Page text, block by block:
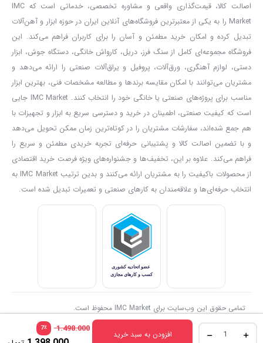
٪7 1.498.000 افزودن به سبد خرید
برای افزایش ایمنی و جلوگیری از لق شدن یا جدا شدن سر چکش، در
چسب تخصصی اپوکسی (Epoxy Resin)
استفاده شده
است. این اتصال مستحکم، مقاومت بالایی در برابر فشار، حرارت و رطوبت
دارد و خیال کاربر را در استفاده‌های سنگین کاملاً راحت می‌کند.
پوشش رنگ کوره‌ای؛ محافظت در برابر زنگ‌زدگی
بدنه چکش با رنگ کوره‌ای مقاوم پوشش داده شده تا در برابر رطوبت،
خوردگی و زنگ‌زدگی عملکرد مطلوبی داشته باشد. همچنین قسمت‌های
ماشین‌کاری‌شده دارای روکش محافظ هستند تا ابزار حتی در محیط‌های
انتخاب حرفه‌ای از IMC Market
چکش مهندسی ۱۰۰۰ گرمی آروا مدل ۴۲۳۴، گزینه‌ای ایده‌آل برای
مهندسان، صنعتگران و تکنسین‌هایی است که به دنبال ابزاری قدرتمند،
ایمن و بادوام هستند. خرید این محصول از
کیفیت حرفه‌ای، عمر طولانی و عملکرد مطمئن در سخت‌ترین شرایط کاری.
اصالت کالا، قیمت‌گذاری واقعی و مشاوره تخصصی، خدماتی است که IMC
Market را به یکی از معتبرترین فروشگاه‌های آنلاین ایران در حوزه ابزار و آهن‌آلات
تبدیل کرده و امکان خرید مطمئن و آسان را برای کاربران فراهم می‌کند. این
فروشگاه مجموعه‌ای کامل از سنگ فرز، دریل، کارواش خانگی، دستگاه جوش، ابزار
دستی، لوازم آهنگری، ورق‌آلات، پروفیل و یراق‌آلات صنعتی را ارائه می‌دهد و
مشتریان می‌توانند با امکان مقایسه برندها و مطالعه مشخصات فنی، بهترین ابزار
مناسب برای پروژه‌های صنعتی یا خانگی خود را انتخاب کنند. IMC Market جایی
است که کیفیت صنعتی، اطمینان در خرید و دسترسی سریع به ابزار و تجهیزات با
هم جمع شده‌اند، سفارشات مشتریان را در کوتاه‌ترین زمان ممکن تحویل می‌دهد
و با تضمین اصالت کالا و پشتیبانی حرفه‌ای تجربه خریدی مطمئن و سریع را
فراهم می‌کند. علاوه بر این، تخفیف‌ها و جشنواره‌های ویژه فرصت خرید اقتصادی
از محصولات باکیفیت را به مشتریان ارائه می‌کنند و بدین ترتیب IMC Market به
انتخاب حرفه‌ای‌ها و علاقه‌مندان به کارهای صنعتی و تعمیرات تبدیل شده است.
تمامی حقوق این وب‌سایت برای IMC Market محفوظ است.